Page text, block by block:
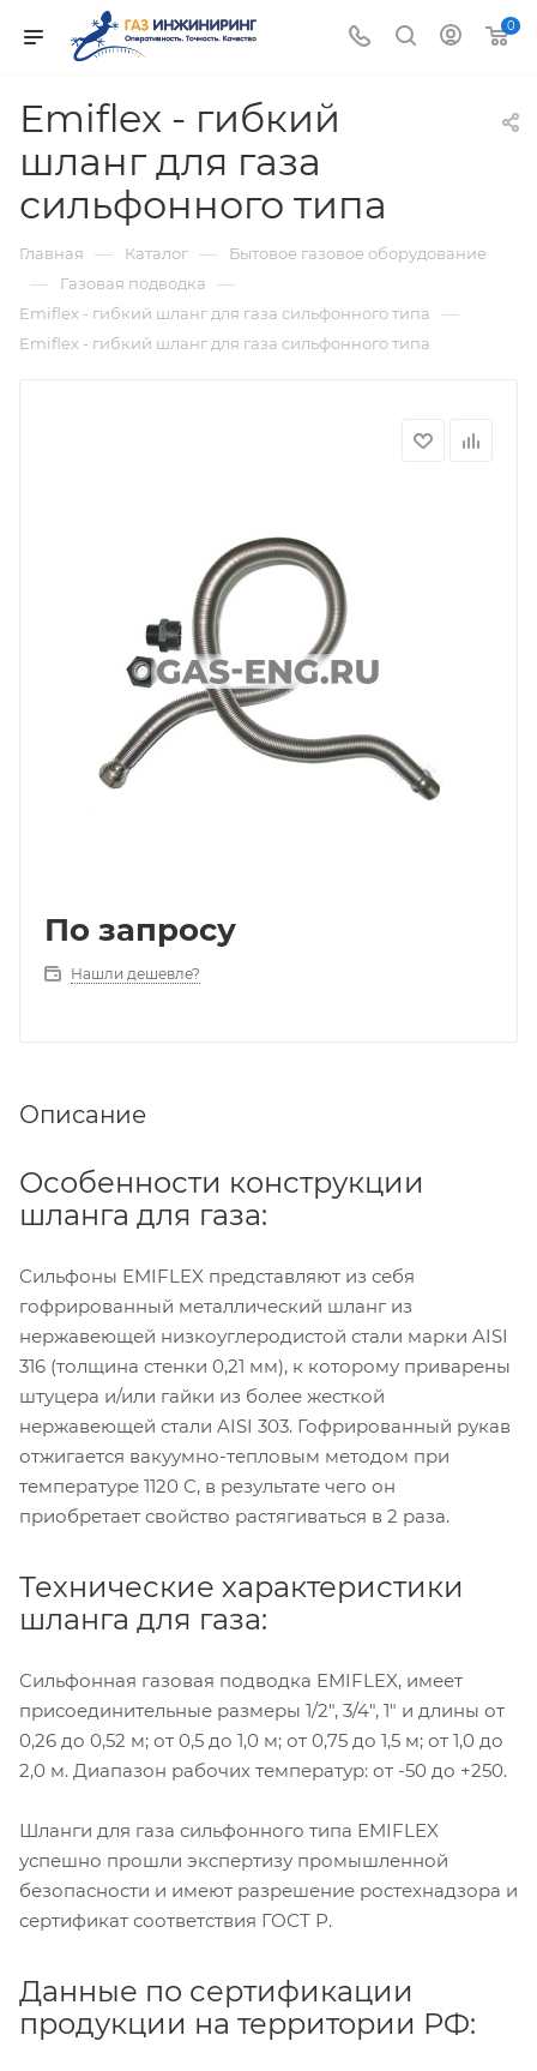
0
Emiflex - гибкий
шланг для газа
сильфонного типа
Главная — Каталог — Бытовое газовое оборудование
— Газовая подводка —
Emiflex - гибкий шланг для газа сильфонного типа —
Emiflex - гибкий шланг для газа сильфонного типа
По запросу
Нашли дешевле?
Описание
Особенности конструкции
шланга для газа:
Сильфоны EMIFLEX представляют из себя
гофрированный металлический шланг из
нержавеющей низкоуглеродистой стали марки AISI
316 (толщина стенки 0,21 мм), к которому приварены
штуцера и/или гайки из более жесткой
нержавеющей стали AISI 303. Гофрированный рукав
отжигается вакуумно-тепловым методом при
температуре 1120 C, в результате чего он
приобретает свойство растягиваться в 2 раза.
Технические характеристики
шланга для газа:
Сильфонная газовая подводка EMIFLEX, имеет
присоединительные размеры 1/2", 3/4", 1" и длины от
0,26 до 0,52 м; от 0,5 до 1,0 м; от 0,75 до 1,5 м; от 1,0 до
2,0 м. Диапазон рабочих температур: от -50 до +250.
Шланги для газа сильфонного типа EMIFLEX
успешно прошли экспертизу промышленной
безопасности и имеют разрешение ростехнадзора и
сертификат соответствия ГОСТ Р.
Данные по сертификации
продукции на территории РФ: